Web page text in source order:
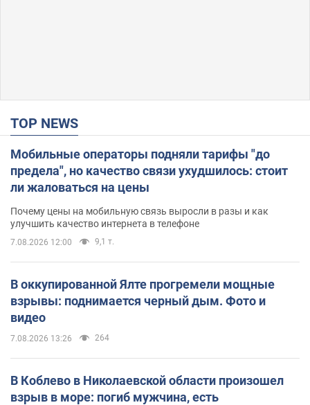
TOP NEWS
Мобильные операторы подняли тарифы "до
предела", но качество связи ухудшилось: стоит
ли жаловаться на цены
Почему цены на мобильную связь выросли в разы и как
улучшить качество интернета в телефоне
7.08.2026 12:00 9,1 т.
В оккупированной Ялте прогремели мощные
взрывы: поднимается черный дым. Фото и
видео
7.08.2026 13:26 264
В Коблево в Николаевской области произошел
взрыв в море: погиб мужчина, есть